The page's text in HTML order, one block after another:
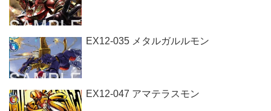
EX12-035 メタルガルルモン
EX12-047 アマテラスモン